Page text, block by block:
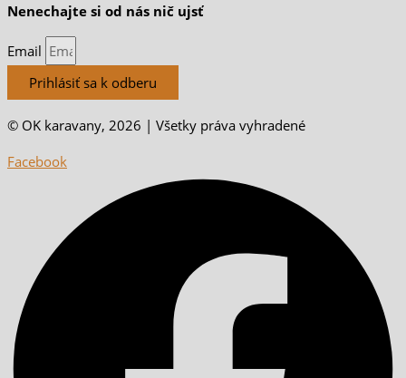
Nenechajte si od nás nič ujsť
Email
Prihlásiť sa k odberu
© OK karavany, 2026 | Všetky práva vyhradené
Facebook